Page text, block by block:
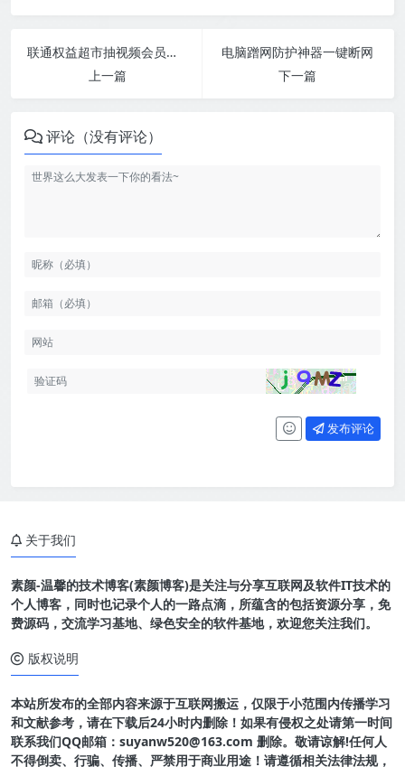
联通权益超市抽视频会员话费
上一篇
电脑蹭网防护神器一键断网
下一篇
评论（没有评论）
发布评论
关于我们
素颜-温馨的技术博客(素颜博客)是关注与分享互联网及软件IT技术的
个人博客，同时也记录个人的一路点滴，所蕴含的包括资源分享，免
费源码，交流学习基地、绿色安全的软件基地，欢迎您关注我们。
版权说明
本站所发布的全部内容来源于互联网搬运，仅限于小范围内传播学习
和文献参考，请在下载后24小时内删除！如果有侵权之处请第一时间
联系我们QQ邮箱：suyanw520@163.com 删除。敬请谅解!任何人
不得倒卖、行骗、传播、严禁用于商业用途！请遵循相关法律法规，